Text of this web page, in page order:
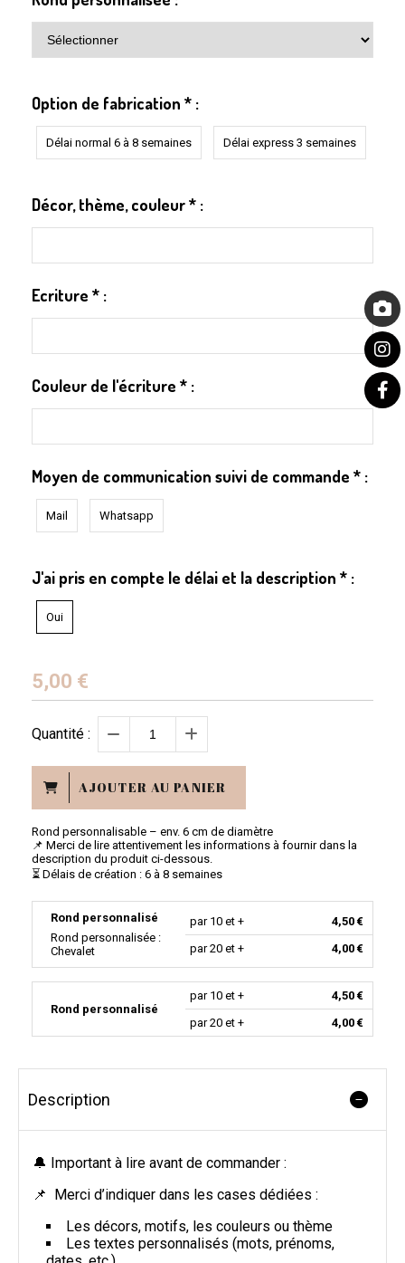
Option de fabrication * :
Délai normal 6 à 8 semaines Délai express 3 semaines
Décor, thème, couleur* :
Ecriture * :
Couleur de l'écriture * :
Moyen de communication suivi de commande * :
Mail Whatsapp
J'ai pris en compte le délai et la description * :
Oui
5,00 €
Quantité :
AJOUTER AU PANIER
Rond personnalisable – env. 6 cm de diamètre
📌 Merci de lire attentivement les informations à fournir dans la
description du produit ci-dessous.
⏳ Délais de création : 6 à 8 semaines
Rond personnalisé
Rond personnalisée :
Chevalet
par 10 et +
4,50 €
par 20 et +
4,00 €
Rond personnalisé
par 10 et +
4,50 €
par 20 et +
4,00 €
Description
🔔 Important à lire avant de commander :
📌 Merci d’indiquer dans les cases dédiées :
Les décors, motifs, les couleurs ou thème
Les textes personnalisés (mots, prénoms,